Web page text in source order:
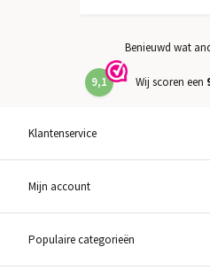
Benieuwd wat
9,1 Wij scoren een
Klantenservice
Mijn account
Populaire categorieën